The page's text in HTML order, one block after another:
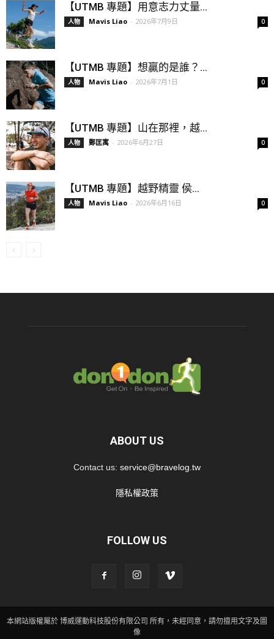
【UTMB 專題】用意志力丈量...
人物 Mavis Liao - 2026年7月9日 0
【UTMB 專題】想贏的是誰？...
人物 Mavis Liao - 2026年7月1日 0
【UTMB 專題】山在那裡，越...
人物 鄭匡寓 - 2026年6月27日 0
【UTMB 專題】越野精靈 侯...
人物 Mavis Liao - 2026年6月16日 0
ABOUT US
Contact us: service@bravelog.tw
隱私權政策
FOLLOW US
本網站版權屬於 博威運動科技股份有限公司 所有，未經同意，請勿擅用文字及圖
像